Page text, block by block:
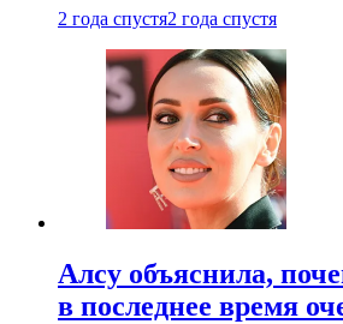
2 года спустя2 года спустя
Алсу объяснила,
в последнее время